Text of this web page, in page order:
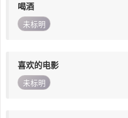
喝酒
未标明
喜欢的电影
未标明